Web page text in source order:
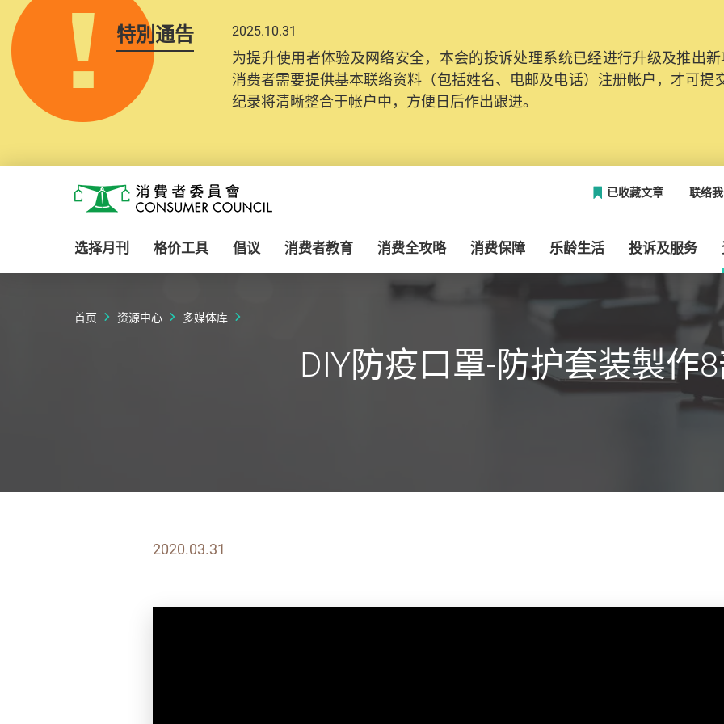
特別通告 2025.10.31
为提升使用者体验及网络安全，本会的投诉处理系统已经进行升级及推出
消费者需要提供基本联络资料（包括姓名、电邮及电话）注册帐户，才可提
纪录将清晰整合于帐户中，方便日后作出跟进。
消费者委员会
已收藏文章 联络
选择月刊 格价工具 倡议 消费者教育 消费全攻略 消费保障 乐龄生活 投诉及服务
首页 资源中心 多媒体库
DIY防疫口罩-防护套装製作
2020.03.31